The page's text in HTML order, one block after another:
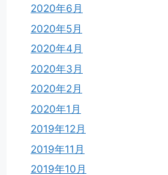
2020年6月
2020年5月
2020年4月
2020年3月
2020年2月
2020年1月
2019年12月
2019年11月
2019年10月